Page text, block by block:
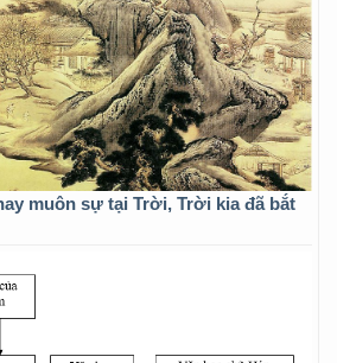
muôn sự tại Trời, Trời kia đã bắt